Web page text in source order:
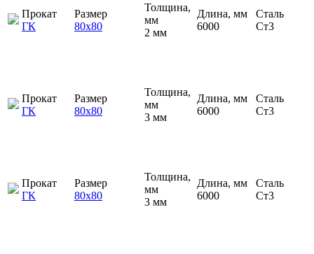
Прокат
ГК
Размер
80х80
Толщина,
мм
2 мм
Длина, мм
6000
Сталь
Ст3
Прокат
ГК
Размер
80х80
Толщина,
мм
3 мм
Длина, мм
6000
Сталь
Ст3
Прокат
ГК
Размер
80х80
Толщина,
мм
3 мм
Длина, мм
6000
Сталь
Ст3